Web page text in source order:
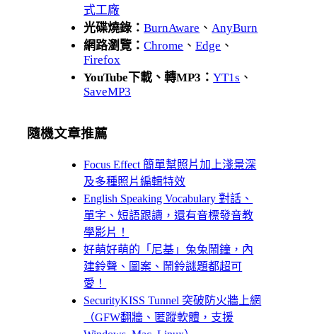
式工廠
光碟燒錄：BurnAware 、 AnyBurn
網路瀏覽：Chrome 、Edge 、
Firefox
YouTube下載、轉MP3：YT1s 、
SaveMP3
隨機文章推薦
Focus Effect 簡單幫照片加上淺景深
及多種照片編輯特效
English Speaking Vocabulary 對話、
單字、短語跟讀，還有音標發音教
學影片！
好萌好萌的「尼基」兔兔鬧鐘，內
建鈴聲、圖案、鬧鈴謎題都超可
愛！
SecurityKISS Tunnel 突破防火牆上網
（GFW翻牆、匿蹤軟體，支援